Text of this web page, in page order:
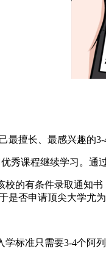
最擅长、最感兴趣的
秀课程继续学习。通
校的有条件录取通知
是否申请顶尖大学尤为
标准只需要3-4个阿